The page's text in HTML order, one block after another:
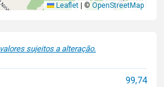
Leaflet | © OpenStreetMap
valores sujeitos a alteração.
99,74